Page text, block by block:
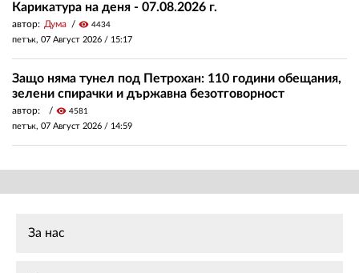
Карикатура на деня - 07.08.2026 г.
автор: Дума visibility 4434
петък, 07 Август 2026 / 15:17
Защо няма тунел под Петрохан: 110 години обещания,
зелени спирачки и държавна безотговорност
автор: visibility 4581
петък, 07 Август 2026 / 14:59
За нас